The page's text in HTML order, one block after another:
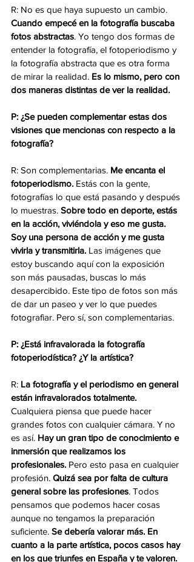
R: No es que haya supuesto un cambio.
Cuando empecé en la fotografía buscaba
fotos abstractas. Yo tengo dos formas de
entender la fotografía, el fotoperiodismo y
la fotografía abstracta que es otra forma
de mirar la realidad. Es lo mismo, pero con
dos maneras distintas de ver la realidad.
P: ¿Se pueden complementar estas dos
visiones que mencionas con respecto a la
fotografía?
R: Son complementarias. Me encanta el
fotoperiodismo. Estás con la gente,
fotografías lo que está pasando y después
lo muestras. Sobre todo en deporte, estás
en la acción, viviéndola y eso me gusta.
Soy una persona de acción y me gusta
vivirla y transmitirla. Las imágenes que
estoy buscando aquí con la exposición
son más pausadas, buscas lo más
desapercibido. Este tipo de fotos son más
de dar un paseo y ver lo que puedes
fotografiar. Pero sí, son complementarias.
P: ¿Está infravalorada la fotografía
fotoperiodística? ¿Y la artística?
R: La fotografía y el periodismo en general
están infravalorados totalmente.
Cualquiera piensa que puede hacer
grandes fotos con cualquier cámara. Y no
es así. Hay un gran tipo de conocimiento e
inmersión que realizamos los
profesionales. Pero esto pasa en cualquier
profesión. Quizá sea por falta de cultura
general sobre las profesiones. Todos
pensamos que podemos hacer cosas
aunque no tengamos la preparación
suficiente. Se debería valorar más. En
cuanto a la parte artística, pocos casos hay
en los que triunfes en España y te valoren.